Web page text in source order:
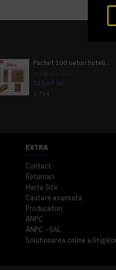
Pachet 100 seturi hoteliere, set dentar, set barbierit, casca de dus, pila unghii, set cusut
533,69 lei
+ TVA
EXTRA
Contact
Returnari
Harta Site
Cautare avansata
Producatori
ANPC
ANPC - SAL
Solutionarea online a